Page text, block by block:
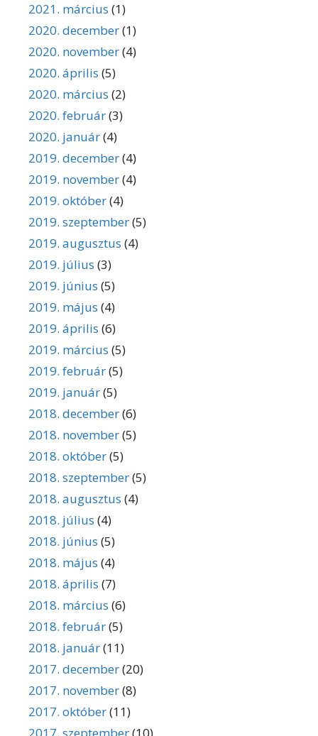
2021. március (1)
2020. december(1)
2020. november(4)
2020. április (5)
2020. március (2)
2020. február(3)
2020. január(4)
2019. december(4)
2019. november(4)
2019. október(4)
2019. szeptember(5)
2019. augusztus (4)
2019. július (3)
2019. június (5)
2019. május (4)
2019. április (6)
2019. március (5)
2019. február(5)
2019. január(5)
2018. december(6)
2018. november(5)
2018. október(5)
2018. szeptember(5)
2018. augusztus (4)
2018. július (4)
2018. június (5)
2018. május (4)
2018. április (7)
2018. március (6)
2018. február(5)
2018. január(11)
2017. december(20)
2017. november(8)
2017. október(11)